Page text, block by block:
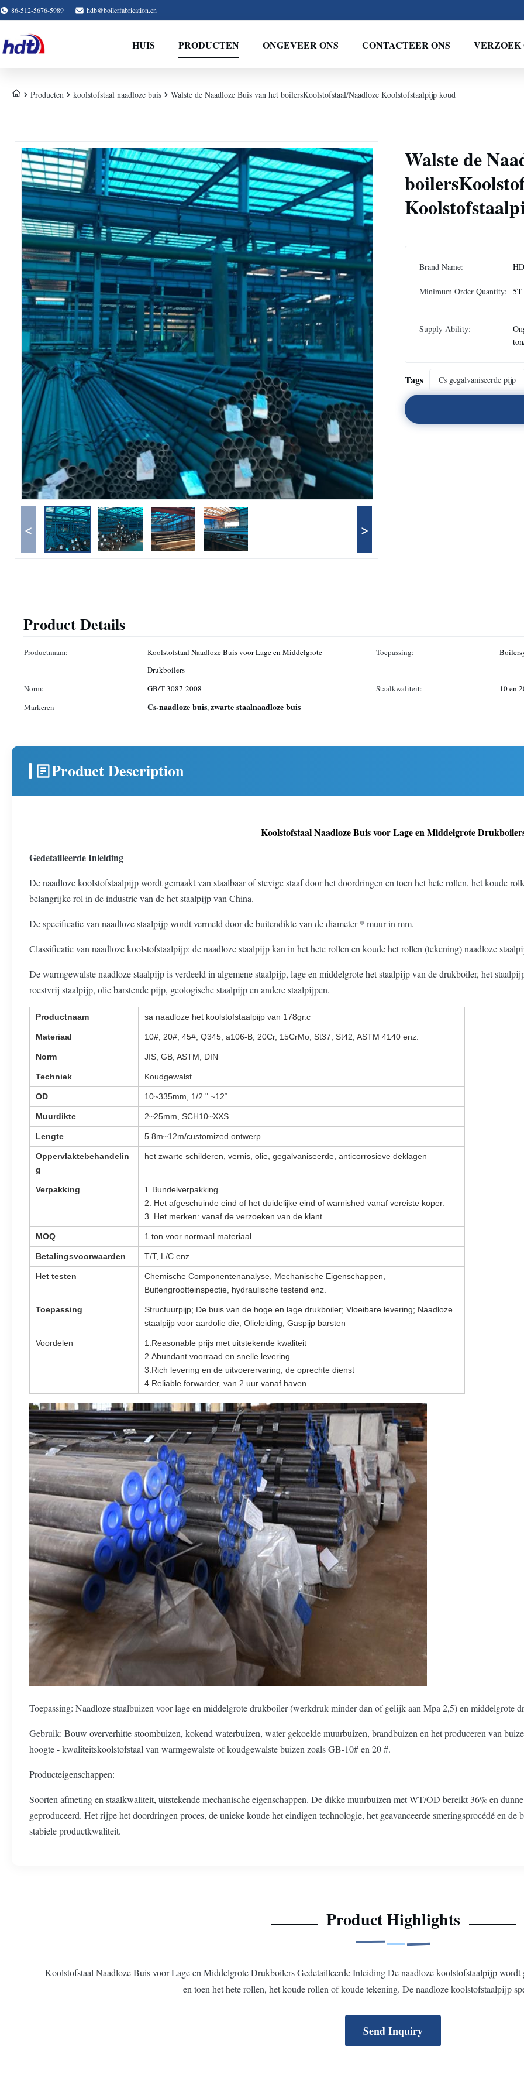
86-512-5676-5989 hdb@boilerfabrication.cn
HUIS PRODUCTEN ONGEVEER ONS CONTACTEER ONS VERZOEK
Producten koolstofstaal naadloze buis Walste de Naadloze Buis van het boilersKoolstofstaal/Naadloze Koolstofstaalpijp koud
< >
Walste de
Brand Name:
Minimum Order Quantity: 5T
Supply Ability:
Tags Cs gegalvaniseerde pijp
Product Details
Productnaam:
Koolstofstaal Naadloze Buis voor Lage en Middelgrote
Drukboilers
Toepassing:
Norm: GB/T 3087-2008 Staalkwaliteit:
10 en
Markeren
Cs-naadloze buis,zwarte staalnaadloze buis
Product Description
Koolstofstaal Naadloze Buis voor Lage en Middelgrote
Gedetailleerde Inleiding
De naadloze koolstofstaalpijp wordt gemaakt van staalbaar of stevige staaf door het doordringen en toen het hete rollen, het koude
belangrijke rol in de industrie van de het staalpijp van China.
De specificatie van naadloze staalpijp wordt vermeld door de buitendikte van de diameter * muur in mm.
Classificatie van naadloze koolstofstaalpijp: de naadloze staalpijp kan in het hete rollen en koude het rollen (tekening) naadloze
De warmgewalste naadloze staalpijp is verdeeld in algemene staalpijp, lage en middelgrote het staalpijp van de drukboiler, het
roestvrij staalpijp, olie barstende pijp, geologische staalpijp en andere staalpijpen.
Productnaam sa naadloze het koolstofstaalpijp van 178gr.c
Materiaal 10#, 20#, 45#, Q345, a106-B, 20Cr, 15CrMo, St37, St42, ASTM 4140 enz.
Norm JIS, GB, ASTM, DIN
Techniek Koudgewalst
OD 10~335mm, 1/2 " ~12“
Muurdikte 2~25mm, SCH10~XXS
Lengte 5.8m~12m/customized ontwerp
Oppervlaktebehandelin
g
het zwarte schilderen, vernis, olie, gegalvaniseerde, anticorrosieve deklagen
Verpakking 1. Bundelverpakking.
2. Het afgeschuinde eind of het duidelijke eind of warnished vanaf vereiste koper.
3. Het merken: vanaf de verzoeken van de klant.
MOQ 1 ton voor normaal materiaal
Betalingsvoorwaarden T/T, L/C enz.
Het testen
Chemische Componentenanalyse, Mechanische Eigenschappen,
Buitengrootteinspectie, hydraulische testend enz.
Toepassing
Structuurpijp; De buis van de hoge en lage drukboiler; Vloeibare levering; Naadloze
staalpijp voor aardolie die, Olieleiding, Gaspijp barsten
Voordelen
1.Reasonable prijs met uitstekende kwaliteit
2.Abundant voorraad en snelle levering
3.Rich levering en de uitvoerervaring, de oprechte dienst
4.Reliable forwarder, van 2 uur vanaf haven.
Toepassing: Naadloze staalbuizen voor lage en middelgrote drukboiler (werkdruk minder dan of gelijk aan Mpa 2,5) en
Gebruik: Bouw oververhitte stoombuizen, kokend waterbuizen, water gekoelde muurbuizen, brandbuizen en het produceren van
hoogte - kwaliteitskoolstofstaal van warmgewalste of koudgewalste buizen zoals GB-10# en 20 #.
Producteigenschappen:
Soorten afmeting en staalkwaliteit, uitstekende mechanische eigenschappen. De dikke muurbuizen met WT/OD bereikt 36% en
geproduceerd. Het rijpe het doordringen proces, de unieke koude het eindigen technologie, het geavanceerde smeringsprocédé en
stabiele productkwaliteit.
Product Highlights
Koolstofstaal Naadloze Buis voor Lage en Middelgrote Drukboilers Gedetailleerde Inleiding De naadloze koolstofstaalpijp wordt
en toen het hete rollen, het koude rollen of koude tekening. De naadloze koolstofstaalpijp
Send Inquiry